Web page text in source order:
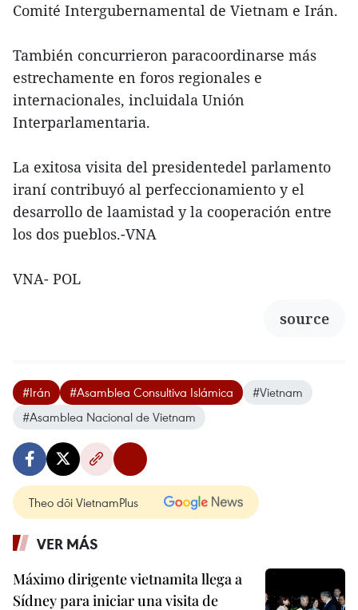
Comité Intergubernamental de Vietnam e Irán.
También concurrieron paracoordinarse más
estrechamente en foros regionales e
internacionales, incluidala Unión
Interparlamentaria.
La exitosa visita del presidentedel parlamento
iraní contribuyó al perfeccionamiento y el
desarrollo de laamistad y la cooperación entre
los dos pueblos.-VNA
VNA- POL
source
#Irán #Asamblea Consultiva Islámica
#Vietnam
#Asamblea Nacional de Vietnam
Theo dõi VietnamPlus
VER MÁS
Máximo dirigente vietnamita llega a
Sídney para iniciar una visita de